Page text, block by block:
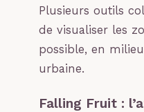
Plusieurs outils
de visualiser les
possible, en
urbaine.
Falling Fruit :